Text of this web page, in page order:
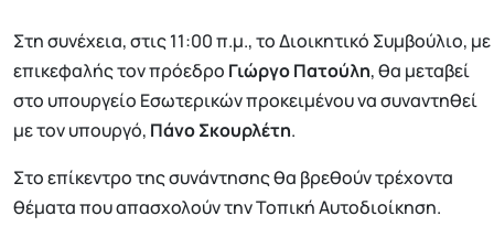
Στη συνέχεια, στις 11:00 π.μ., το Διοικητικό Συμβούλιο, με
επικεφαλής τον πρόεδρο Γιώργο Πατούλη, θα μεταβεί
στο υπουργείο Εσωτερικών προκειμένου να συναντηθεί
με τον υπουργό, Πάνο Σκουρλέτη.
Στο επίκεντρο της συνάντησης θα βρεθούν τρέχοντα
θέματα που απασχολούν την Τοπική Αυτοδιοίκηση.